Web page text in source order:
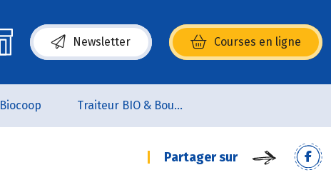
Newsletter Courses en ligne
(s’ouvre dans une nouvelle fenêtre)
Biocoop Traiteur BIO & Boucherie BIO
Partager sur